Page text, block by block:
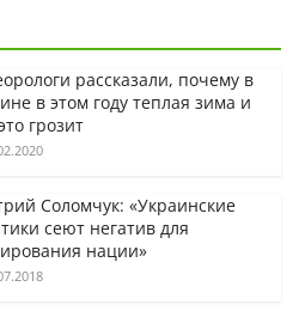
рассказали, почему в
в этом году теплая зима и
грозит
Соломчук: «Украинские
сеют негатив для
нации»